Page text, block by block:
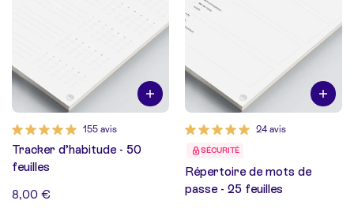
155 avis
Tracker d’habitude - 50
feuilles
8,00 €
24 avis
SÉCURITÉ
Répertoire de mots de
passe - 25 feuilles